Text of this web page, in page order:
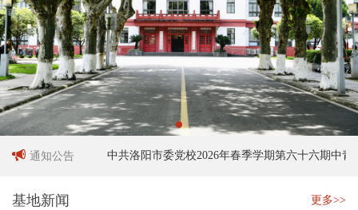
通知公告
聘启事 中共洛阳市委党校2026年春季学期第六十六期中青年
基地新闻 更多>>